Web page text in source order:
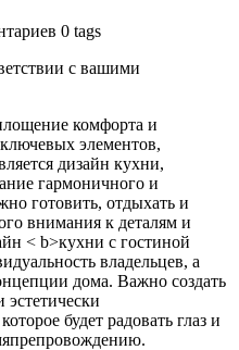
0 tags
с вашими
комфорта и
элементов,
дизайн кухни,
гармоничного и
готовить, отдыхать и
внимания к деталям и
< b>кухни с гостиной
владельцев, а
дома. Важно создать
будет радовать глаз и